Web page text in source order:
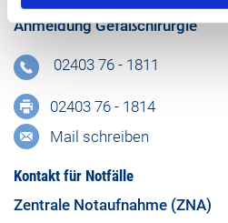
Anmeldung Gefäßchirurgie
02403 76 - 1811
02403 76 - 1814
Mail schreiben
Kontakt für Notfälle
Zentrale Notaufnahme (ZNA)